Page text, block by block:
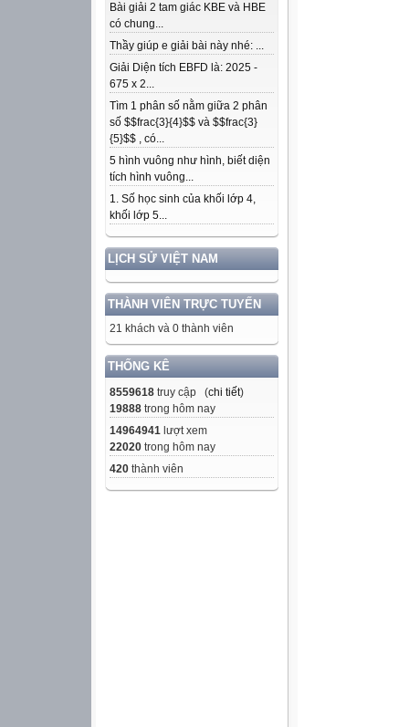
Bài giải 2 tam giác KBE và HBE
có chung...
Thầy giúp e giải bài này nhé: ...
Giải Diện tích EBFD là: 2025 -
675 x 2...
Tìm 1 phân số nằm giữa 2 phân
số $$frac{3}{4}$$ và $$frac{3}
{5}$$ , có...
5 hình vuông như hình, biết diện
tích hình vuông...
1. Số học sinh của khối lớp 4,
khối lớp 5...
LỊCH SỬ VIỆT NAM
THÀNH VIÊN TRỰC TUYẾN
21 khách và 0 thành viên
THỐNG KÊ
8559618 truy cập (chi tiết)
19888 trong hôm nay
14964941 lượt xem
22020 trong hôm nay
420 thành viên